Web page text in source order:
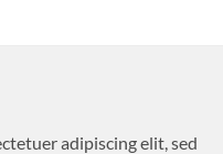
adipiscing elit, sed